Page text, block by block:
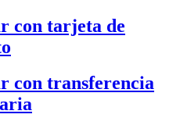
con tarjeta de
con transferencia